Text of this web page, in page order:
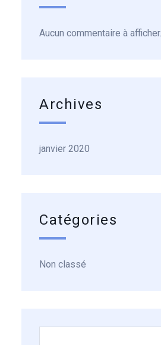
Aucun commentaire à afficher.
Archives
janvier 2020
Catégories
Non classé